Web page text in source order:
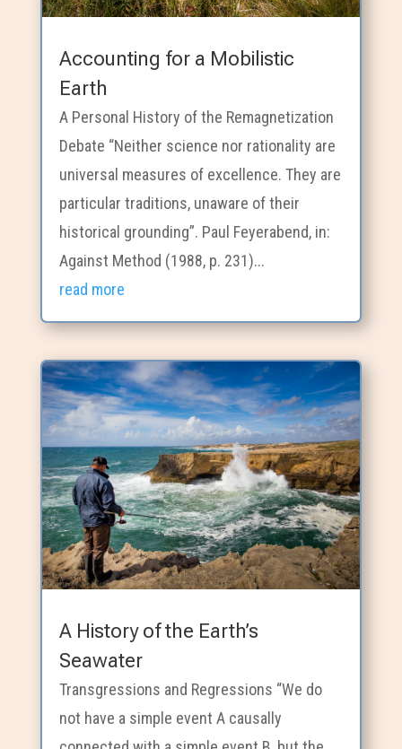
Accounting for a Mobilistic
Earth
A Personal History of the Remagnetization
Debate “Neither science nor rationality are
universal measures of excellence. They are
particular traditions, unaware of their
historical grounding”. Paul Feyerabend, in:
Against Method (1988, p. 231)...
read more
A History of the Earth’s
Seawater
Transgressions and Regressions “We do
not have a simple event A causally